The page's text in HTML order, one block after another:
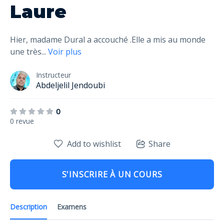
Laure
Hier, madame Dural a accouché .Elle a mis au monde
une très... Voir plus
Instructeur
Abdeljelil Jendoubi
0
0 revue
Description Examens
Add to wishlist Share
S'INSCRIRE À UN COURS